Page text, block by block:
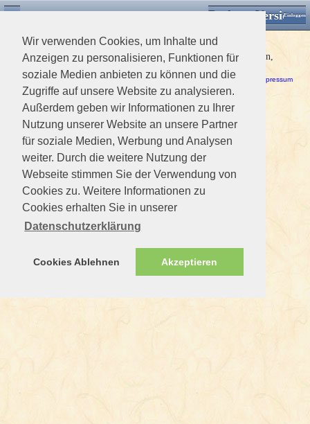
Wir verwenden Cookies, um Inhalte und
Anzeigen zu personalisieren, Funktionen für
soziale Medien anbieten zu können und die
Zugriffe auf unsere Website zu analysieren.
Außerdem geben wir Informationen zu Ihrer
Nutzung unserer Website an unsere Partner
für soziale Medien, Werbung und Analysen
weiter. Durch die weitere Nutzung der
Webseite stimmen Sie der Verwendung von
Cookies zu. Weitere Informationen zu
Cookies erhalten Sie in unserer
Datenschutzerklärung
Cookies Ablehnen Akzeptieren
Desktop VersionEinloggen
Datenbankfehler
Bitte versuchen Sie es nochmal. Sollte der Fehler wieder auftreten,
informieren Sie bitte den Administrator.
Haftungsausschluss / Nutzungsbedingungen-Datenschutzerklärung Impressum